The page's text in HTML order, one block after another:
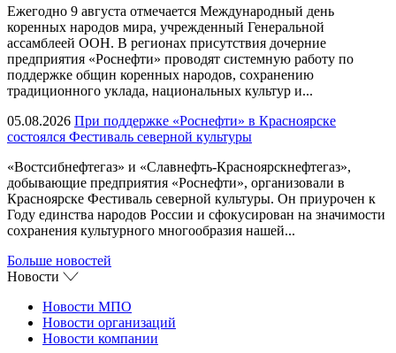
Ежегодно 9 августа отмечается Международный день
коренных народов мира, учрежденный Генеральной
ассамблеей ООН. В регионах присутствия дочерние
предприятия «Роснефти» проводят системную работу по
поддержке общин коренных народов, сохранению
традиционного уклада, национальных культур и...
05.08.2026 При поддержке «Роснефти» в Красноярске
состоялся Фестиваль северной культуры
«Востсибнефтегаз» и «Славнефть-Красноярскнефтегаз»,
добывающие предприятия «Роснефти», организовали в
Красноярске Фестиваль северной культуры. Он приурочен к
Году единства народов России и сфокусирован на значимости
сохранения культурного многообразия нашей...
Больше новостей
Новости
Новости МПО
Новости организаций
Новости компании